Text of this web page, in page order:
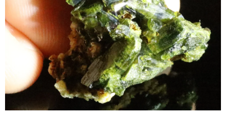
VIDEOGALERIE
KONTAKT
Obchodní podmínky
Podmínky ochrany osobních údajů
Poučení o právu na odstoupení od smlouvy
Puncovní značky
Výkup minerálů a drahých kamenů
Kontakt